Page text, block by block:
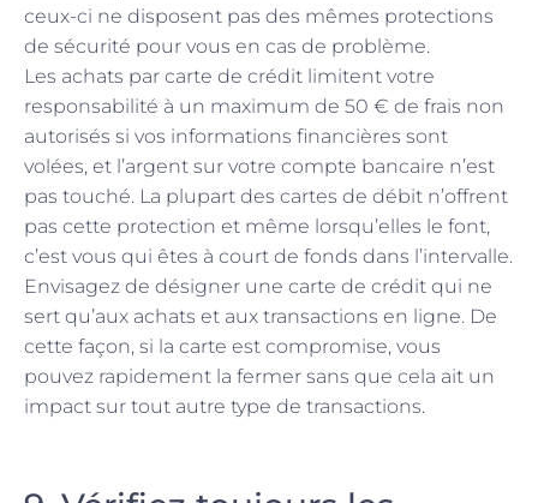
ceux-ci ne disposent pas des mêmes protections
de sécurité pour vous en cas de problème.
Les achats par carte de crédit limitent votre
responsabilité à un maximum de 50 € de frais non
autorisés si vos informations financières sont
volées, et l’argent sur votre compte bancaire n’est
pas touché. La plupart des cartes de débit n’offrent
pas cette protection et même lorsqu’elles le font,
c’est vous qui êtes à court de fonds dans l’intervalle.
Envisagez de désigner une carte de crédit qui ne
sert qu’aux achats et aux transactions en ligne. De
cette façon, si la carte est compromise, vous
pouvez rapidement la fermer sans que cela ait un
impact sur tout autre type de transactions.